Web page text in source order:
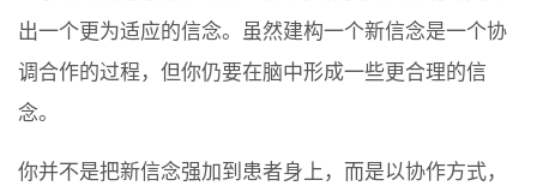
出一个更为适应的信念。虽然建构一个新信念是一个协
调合作的过程，但你仍要在脑中形成一些更合理的信
念。
你并不是把新信念强加到患者身上，而是以协作方式，